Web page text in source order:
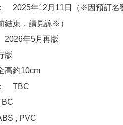
　2025年12月11日（※因預訂名
結束，請見諒※）
2026年5月再版
版
高約10cm
　TBC
, PVC